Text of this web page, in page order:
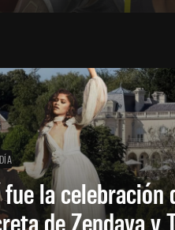
la celebración
de Zendaya y